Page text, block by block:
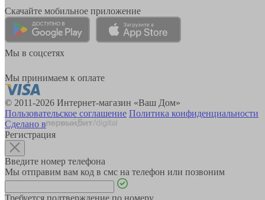
Скачайте мобильное приложение
Мы в соцсетях
Мы принимаем к оплате
© 2011-2026 Интернет-магазин «Ваш Дом»
Пользовательское соглашение Политика конфиденциальности
Сделано в
Регистрация
Введите номер телефона
Мы отправим вам код в смс на телефон или позвоним